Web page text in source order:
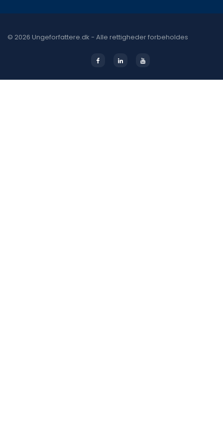
© 2026 Ungeforfattere.dk - Alle rettigheder forbeholdes
FacebookLinkedinYoutube